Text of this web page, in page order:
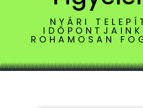
NYÁRI
IDŐPONTJAINK
ROHAMOSAN